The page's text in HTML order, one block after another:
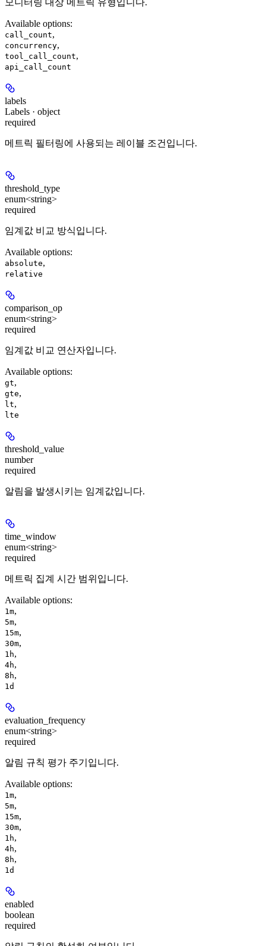
모니터링 대상 메트릭 유형입니다.
Available options:
call_count,
concurrency,
tool_call_count,
api_call_count
labels
Labels · object
required
메트릭 필터링에 사용되는 레이블 조건입니다.
threshold_type
enum<string>
required
임계값 비교 방식입니다.
Available options:
absolute,
relative
comparison_op
enum<string>
required
임계값 비교 연산자입니다.
Available options:
gt,
gte,
lt,
lte
threshold_value
number
required
알림을 발생시키는 임계값입니다.
time_window
enum<string>
required
메트릭 집계 시간 범위입니다.
Available options:
1m,
5m,
15m,
30m,
1h,
4h,
8h,
1d
evaluation_frequency
enum<string>
required
알림 규칙 평가 주기입니다.
Available options:
1m,
5m,
15m,
30m,
1h,
4h,
8h,
1d
enabled
boolean
required